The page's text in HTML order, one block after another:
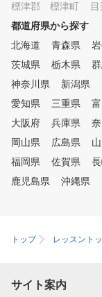
標津郡 標津町
都道府県から探す
北海道
青森県
茨城県
栃木県
神奈川県
新潟県
愛知県
三重県
大阪府
兵庫県
岡山県
広島県
福岡県
佐賀県
鹿児島県
沖縄県
トップ レッスント
サイト案内